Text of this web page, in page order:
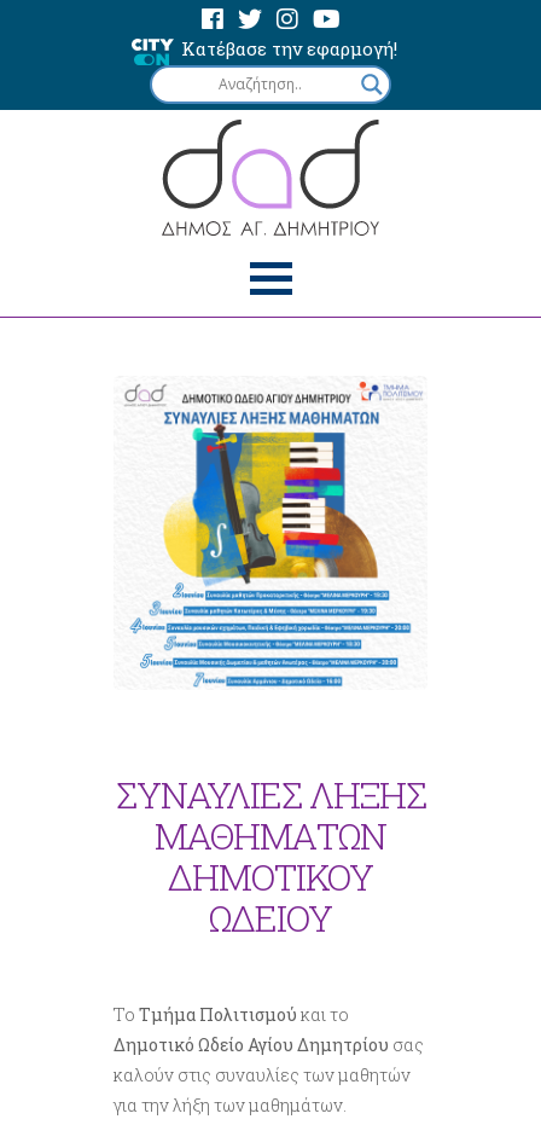
Κατέβασε την εφαρμογή!
ΣΥΝΑΥΛΙΕΣ ΛΗΞΗΣ
ΜΑΘΗΜΑΤΩΝ
ΔΗΜΟΤΙΚΟΥ
ΩΔΕΙΟΥ
Το Τμήμα Πολιτισμού και το
Δημοτικό Ωδείο Αγίου Δημητρίου σας
καλούν στις συναυλίες των μαθητών
για την λήξη των μαθημάτων.